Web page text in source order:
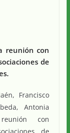
reunión con
de
Francisco
Antonia
con